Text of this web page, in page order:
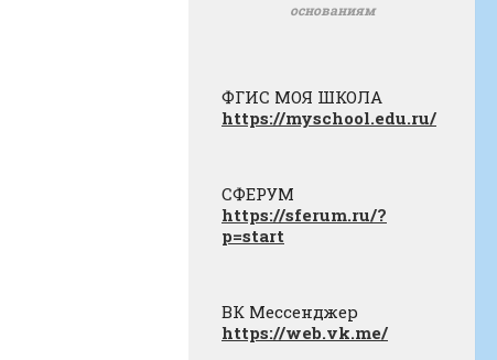
основаниям
ФГИС МОЯ ШКОЛА
https://myschool.edu.ru/
СФЕРУМ
https://sferum.ru/?
p=start
ВК Мессенджер
https://web.vk.me/